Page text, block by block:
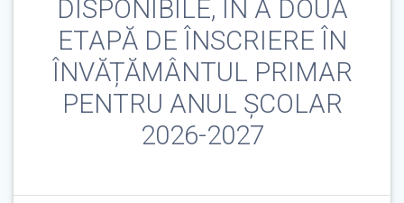
DISPONIBILE, ÎN A DOUA
ETAPĂ DE ÎNSCRIERE ÎN
ÎNVĂȚĂMÂNTUL PRIMAR
PENTRU ANUL ȘCOLAR
2026-2027